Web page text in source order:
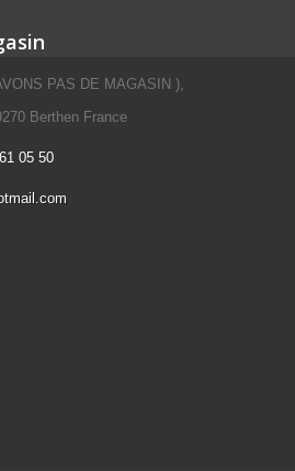
PAS DE MAGASIN ),
Berthen France
05 50